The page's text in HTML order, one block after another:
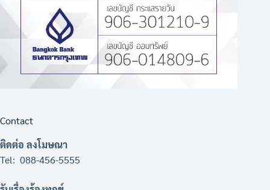
Contact
ติดต่อ ลงโมษณา
Tel: 088-456-5555